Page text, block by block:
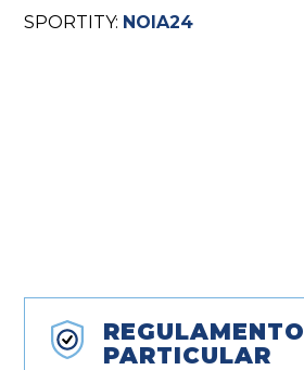
SPORTITY: NOIA24
REGULAMENTO
PARTICULAR